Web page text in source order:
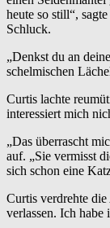
heute so still“,
Schluck.
„Denkst du an
schelmischen
Curtis lachte
interessiert mich
„Das überrascht
auf. „Sie vermisst
sich schon eine
Curtis verdrehte
verlassen. Ich habe